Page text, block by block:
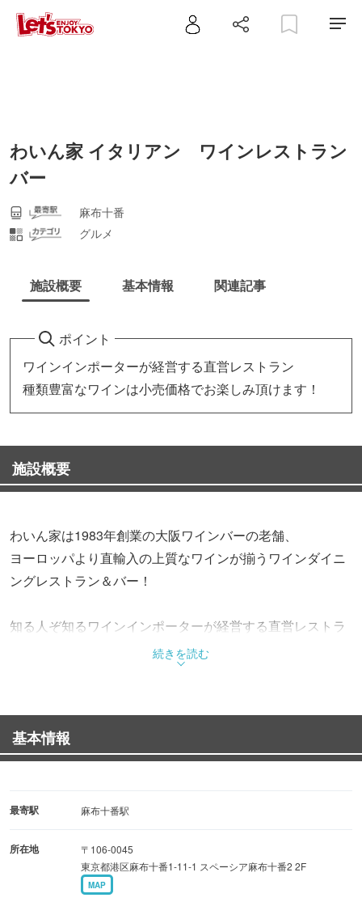
わいん家 イタリアン ワインレストラン
バー
麻布十番
グルメ
施設概要 基本情報 関連記事
ポイント
ワインインポーターが経営する直営レストラン
種類豊富なワインは小売価格でお楽しみ頂けます！
施設概要
わいん家は1983年創業の大阪ワインバーの老舗、
ヨーロッパより直輸入の上質なワインが揃うワインダイニ
ングレストラン＆バー！
知る人ぞ知るワインインポーターが経営する直営レストラ
ボトルワインは直営ショップの価格に＋サービス料とどこ
バックストックもすごいので事前に予約すれば飲みたいヴ
ィンテージ物やレア物も御用意いたします。
歓送迎会、普段使い、お一人様も大大大歓迎です♪
■歓送迎会のご予約を受け付けております。
詳しくはお電話にてご相談ください。
続きを読む
基本情報
最寄駅 麻布十番駅
所在地
〒106-0045
東京都港区麻布十番1-11-1 スペーシア麻布十番2 2F
MAP